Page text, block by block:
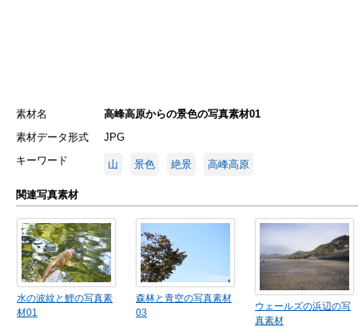
素材名
高峰高原からの景色の写真素材01
素材データ形式
JPG
キーワード
山 景色 絶景 高峰高原
関連写真素材
水の波紋と鯉の写真素
材01
森林と青空の写真素材
03
ウェールズの浜辺の写
真素材